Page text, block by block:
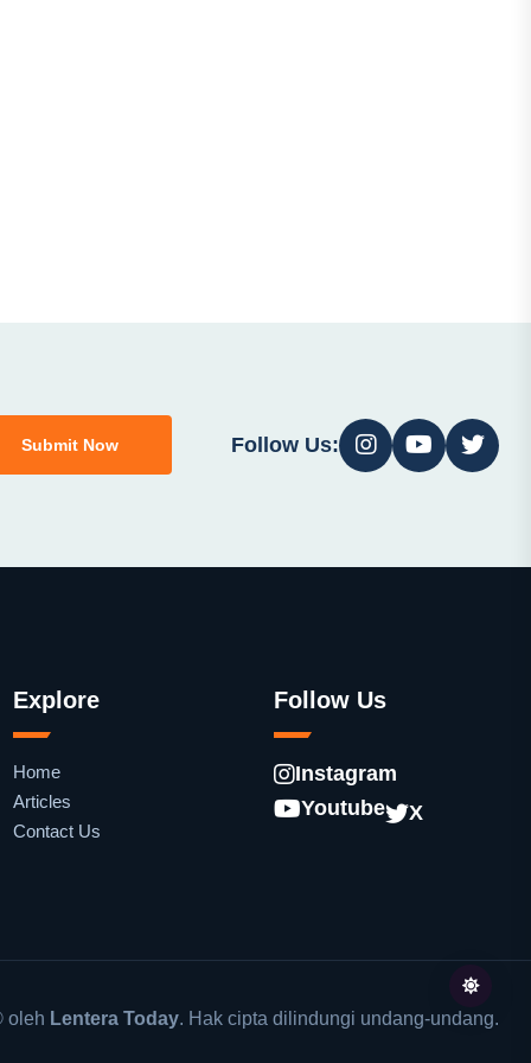
Submit Now Follow Us:
Explore
Home
Articles
Contact Us
Follow Us
Instagram
Youtube
X
oleh Lentera Today. Hak cipta dilindungi undang-undang.